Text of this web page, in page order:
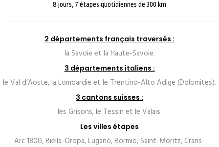
8 jours, 7 étapes quotidiennes de 300 km
2 départements français traversés :
la Savoie et la Haute-Savoie.
3 départements italiens :
le Val d’Aoste, la Lombardie et le Trentino-Alto Adige (Dolomites).
3 cantons suisses :
les Grisons, le Tessin et le Valais.
Les villes étapes
Arc 1800, Biella-Oropa, Lugano, Bormio, Saint-Moritz, Crans-